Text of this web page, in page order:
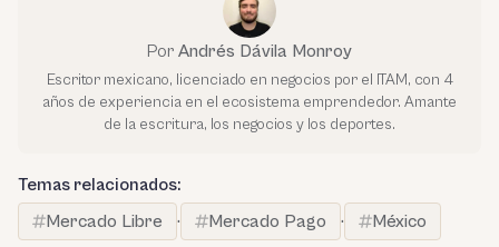
Por Andrés Dávila Monroy
Escritor mexicano, licenciado en negocios por el ITAM, con 4
años de experiencia en el ecosistema emprendedor. Amante
de la escritura, los negocios y los deportes.
Temas relacionados:
Mercado Libre
· Mercado Pago · México